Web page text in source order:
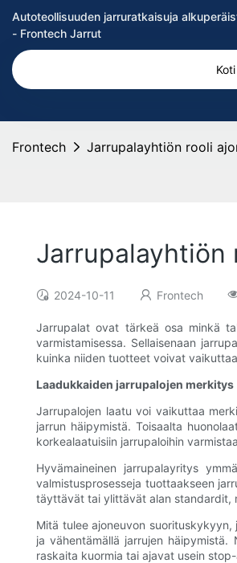
Autoteollisuuden jarruratkaisuja
- Frontech Jarrut
Koti
Frontech Jarrupalayhtiön rooli
Jarrupalayhtiön
2024-10-11 Frontech
Jarrupalat ovat tärkeä osa minkä
varmistamisessa. Sellaisenaan
kuinka niiden tuotteet voivat
Laadukkaiden jarrupalojen merkitys
Jarrupalojen laatu voi vaikuttaa
jarrun häipymistä. Toisaalta
korkealaatuisiin jarrupaloihin
Hyvämaineinen jarrupalayritys
valmistusprosesseja tuottaakseen
täyttävät tai ylittävät alan standardit,
Mitä tulee ajoneuvon
ja vähentämällä jarrujen
raskaita kuormia tai ajavat usein